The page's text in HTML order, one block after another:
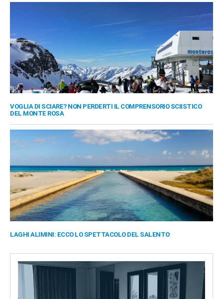
VOGLIA DI SCIARE? NON PERDERTI IL COMPRENSORIO SCIISTICO
DEL MONTE ROSA
LAGHI ALIMINI: ECCO LO SPETTACOLO DEL SALENTO